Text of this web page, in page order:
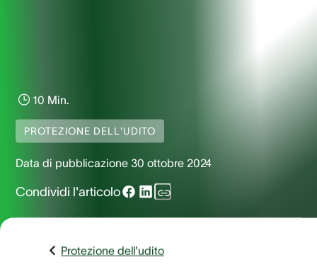
10 Min.
PROTEZIONE DELL'UDITO
Data di pubblicazione 30 ottobre 2024
Condividi l'articolo
Protezione dell'udito